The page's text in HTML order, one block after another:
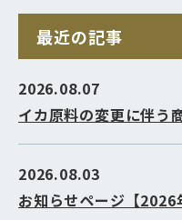
最近の記事
2026.08.07
イカ原料の変更に伴う
2026.08.03
お知らせページ【2026